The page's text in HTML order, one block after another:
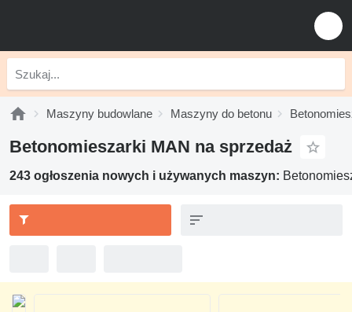
Maszyny budowlane Maszyny do betonu
Betonomieszarki MAN na sprzedaż
243 ogłoszenia nowych i używanych maszyn: